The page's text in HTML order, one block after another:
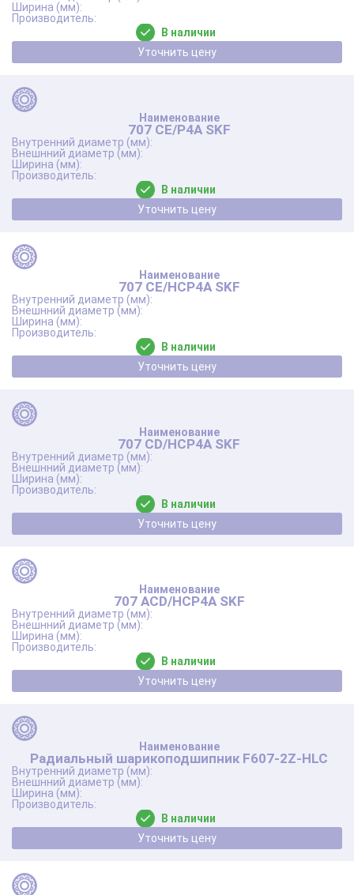
В наличии
Уточнить цену
707 CE/P4A SKF
В наличии
Уточнить цену
707 CE/HCP4A SKF
В наличии
Уточнить цену
707 CD/HCP4A SKF
В наличии
Уточнить цену
707 ACD/HCP4A SKF
В наличии
Уточнить цену
Радиальный шарикоподшипник F607-2Z-HLC
В наличии
Уточнить цену